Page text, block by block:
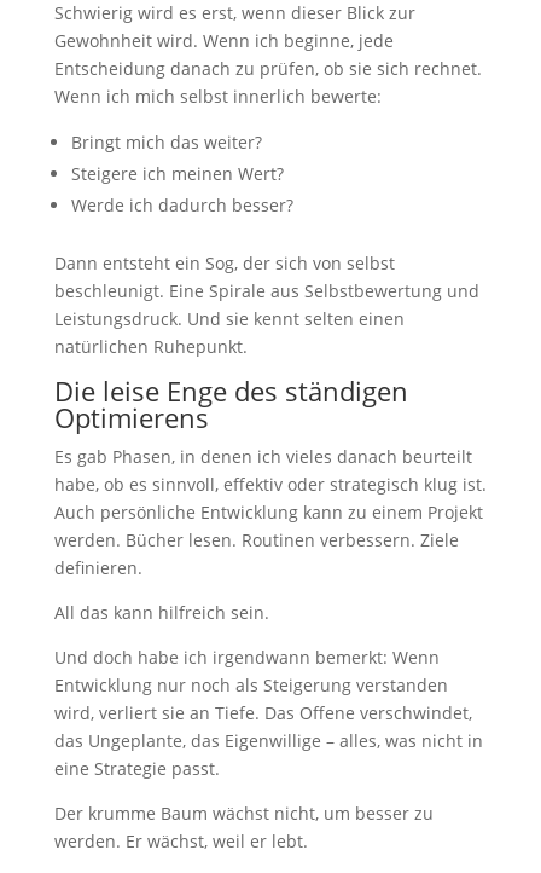
Schwierig wird es erst, wenn dieser Blick zur
Gewohnheit wird. Wenn ich beginne, jede
Entscheidung danach zu prüfen, ob sie sich rechnet.
Wenn ich mich selbst innerlich bewerte:
Bringt mich das weiter?
Steigere ich meinen Wert?
Werde ich dadurch besser?
Dann entsteht ein Sog, der sich von selbst
beschleunigt. Eine Spirale aus Selbstbewertung und
Leistungsdruck. Und sie kennt selten einen
natürlichen Ruhepunkt.
Die leise Enge des ständigen
Optimierens
Es gab Phasen, in denen ich vieles danach beurteilt
habe, ob es sinnvoll, effektiv oder strategisch klug ist.
Auch persönliche Entwicklung kann zu einem Projekt
werden. Bücher lesen. Routinen verbessern. Ziele
definieren.
All das kann hilfreich sein.
Und doch habe ich irgendwann bemerkt: Wenn
Entwicklung nur noch als Steigerung verstanden
wird, verliert sie an Tiefe. Das Offene verschwindet,
das Ungeplante, das Eigenwillige – alles, was nicht in
eine Strategie passt.
Der krumme Baum wächst nicht, um besser zu
werden. Er wächst, weil er lebt.